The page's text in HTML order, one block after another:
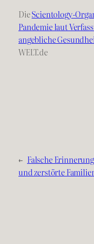
DieScientology-
Pandemie laut
angebliche
WELT.de
← Falsche
und zerstörte